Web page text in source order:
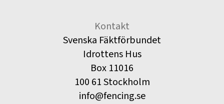
Kontakt
Svenska Fäktförbundet
Idrottens Hus
Box 11016
100 61 Stockholm
info@fencing.se